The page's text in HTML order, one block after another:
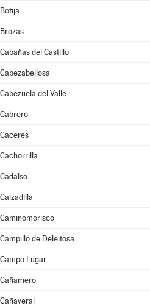
Botija
Brozas
Cabañas del Castillo
Cabezabellosa
Cabezuela del Valle
Cabrero
Cáceres
Cachorrilla
Cadalso
Calzadilla
Caminomorisco
Campillo de Deleitosa
Campo Lugar
Cañamero
Cañaveral